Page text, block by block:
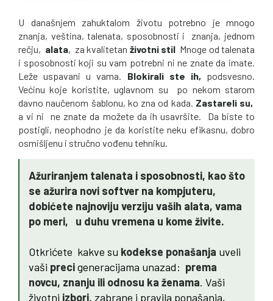
U današnjem zahuktalom životu potrebno je mnogo
znanja, veština, talenata, sposobnosti i znanja, jednom
rečju, alata, za kvalitetan životni stil Mnoge od talenata
i sposobnosti koji su vam potrebni ni ne znate da imate.
Leže uspavani u vama. Blokirali ste ih, podsvesno.
Većinu koje koristite, uglavnom su po nekom starom
davno naučenom šablonu, ko zna od kada. Zastareli su,
a vi ni ne znate da možete da ih usavršite. Da biste to
postigli, neophodno je da koristite neku efikasnu, dobro
osmišljenu i stručno vođenu tehniku.
Ažuriranjem talenata i sposobnosti, kao što
se ažurira novi softver na kompjuteru,
dobićete najnoviju verziju vaših alata, vama
po meri, u duhu vremena u kome živite.
Otkrićete kakve su kodekse ponašanja uveli
vaši precigeneracijama unazad: prema
novcu, znanju ili odnosu ka ženama. Vaši
životni izbori, zabrane i pravila ponašanja,